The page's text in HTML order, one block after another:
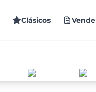
Clásicos